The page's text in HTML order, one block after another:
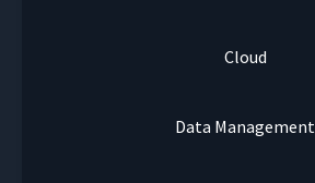
Cloud
Data Management